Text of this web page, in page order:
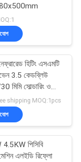
37
23
হিটিং এসএমটি
3.5 কেডব্লিউ
মিমি সোল্ডারিং ওভেন
shipping MOQ:1pcs
পিসিবি
মেশিন এলইডি রিফ্লো